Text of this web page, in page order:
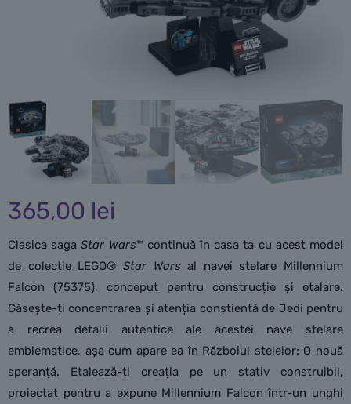
365,00 lei
Clasica sagaStar Wars™ continuă în casa ta cu acest model
de colecție LEGO® Star Wars al navei stelare Millennium
Falcon (75375), conceput pentru construcție și etalare.
Găsește-ți concentrarea și atenția conștientă de Jedi pentru
a recrea detalii autentice ale acestei nave stelare
emblematice, așa cum apare ea în Războiul stelelor: O nouă
speranță. Etalează-ți creația pe un stativ construibil,
proiectat pentru a expune Millennium Falcon într-un unghi